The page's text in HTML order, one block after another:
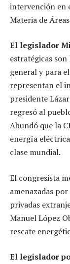
intervención en
Materia de
El legislador
estratégicas
general y para
representan el
presidente
regresó al
Abundó que la
energía
clase mundial.
El congresista
amenazadas
privadas
Manuel López
rescate
El legislador